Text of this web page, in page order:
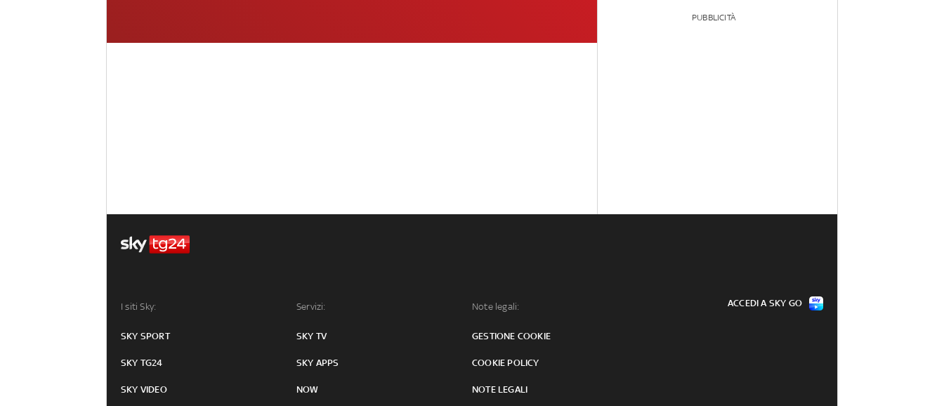
PUBBLICITÀ
I siti Sky:
SKY SPORT
SKY TG24
SKY VIDEO
Servizi:
SKY TV
SKY APPS
NOW
Note legali:
GESTIONE COOKIE
COOKIE POLICY
NOTE LEGALI
ACCEDI A SKY GO